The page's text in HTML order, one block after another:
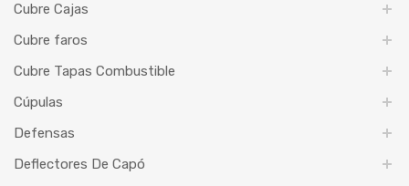
Cubre Cajas
Cubre faros
Cubre Tapas Combustible
Cúpulas
Defensas
Deflectores De Capó